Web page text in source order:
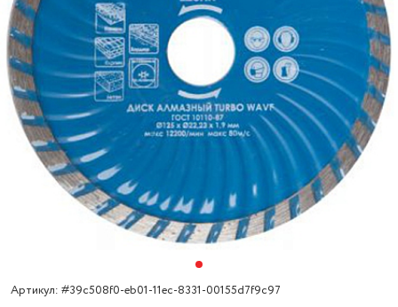
Артикул: #39c508f0-eb01-11ec-8331-00155d7f9c97